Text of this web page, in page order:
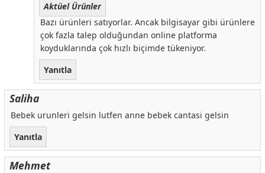
Aktüel Ürünler
Bazı ürünleri satıyorlar. Ancak bilgisayar gibi ürünlere
çok fazla talep olduğundan online platforma
koyduklarında çok hızlı biçimde tükeniyor.
Yanıtla
Saliha
Bebek urunleri gelsin lutfen anne bebek cantasi gelsin
Yanıtla
Mehmet